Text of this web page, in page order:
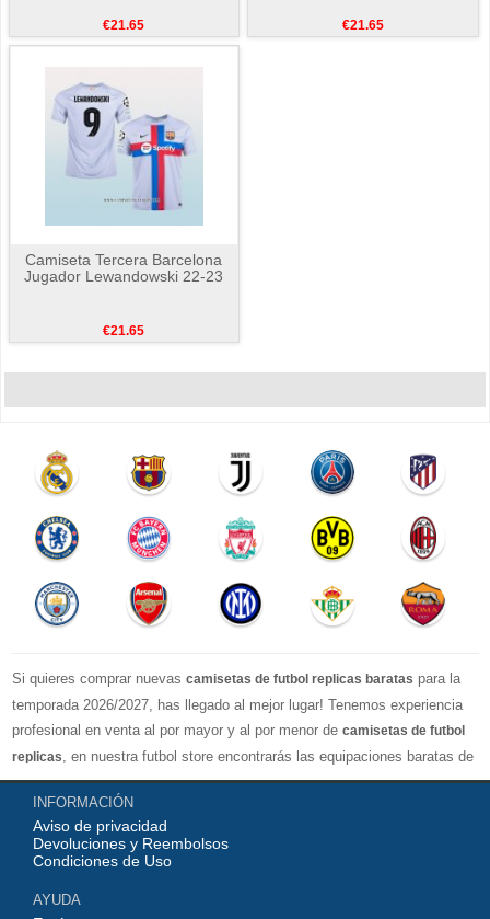
€21.65 €21.65
Camiseta Tercera Barcelona
Jugador Lewandowski 22-23
€21.65
Si quieres comprar nuevas camisetas de futbol replicas baratas para la
temporada 2026/2027, has llegado al mejor lugar! Tenemos experiencia
profesional en venta al por mayor y al por menor de camisetas de futbol
replicas
, en nuestra futbol store encontrarás las equipaciones baratas de
los clubes más importantes y los equipos nacionales más fuertes del
mundo, nuestro jersey es directamente de fábrica, lo que garantiza que la
serie de camisetas tenga una calidad numerosa, completa y excelente
con una variedad de estilos confiable, Actualizar rápidamente las
Barcelona, real madrid jersey, Atletico de Madrid shirt, camiseta
INFORMACIÓN
Aviso de privacidad
Devoluciones y Reembolsos
Condiciones de Uso
AYUDA